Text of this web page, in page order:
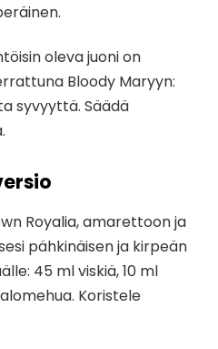
oleva juoni on
Bloody Maryyn:
syvyyttä. Säädä
Royalia, amarettoon ja
pähkinäisen ja kirpeän
45 ml viskiä, ​​10 ml
Koristele